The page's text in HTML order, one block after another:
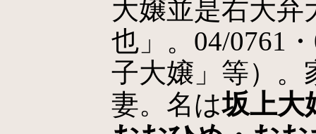
大嬢並是右大弁
也」。04/0761
子大嬢」等）。
妻。名は坂上大